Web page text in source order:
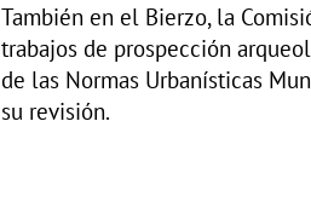
También en el Bierzo, la
trabajos de prospección
de las Normas Urbanísticas
su revisión.